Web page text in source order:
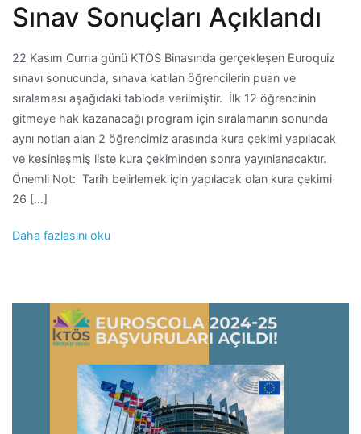
Sınav Sonuçları Açıklandı
22 Kasım Cuma günü KTÖS Binasında gerçekleşen Euroquiz
sınavı sonucunda, sınava katılan öğrencilerin puan ve
sıralaması aşağıdaki tabloda verilmiştir. İlk 12 öğrencinin
gitmeye hak kazanacağı program için sıralamanın sonunda
aynı notları alan 2 öğrencimiz arasında kura çekimi yapılacak
ve kesinleşmiş liste kura çekiminden sonra yayınlanacaktır.
Önemli Not: Tarih belirlemek için yapılacak olan kura çekimi
26 […]
Daha fazlasını oku